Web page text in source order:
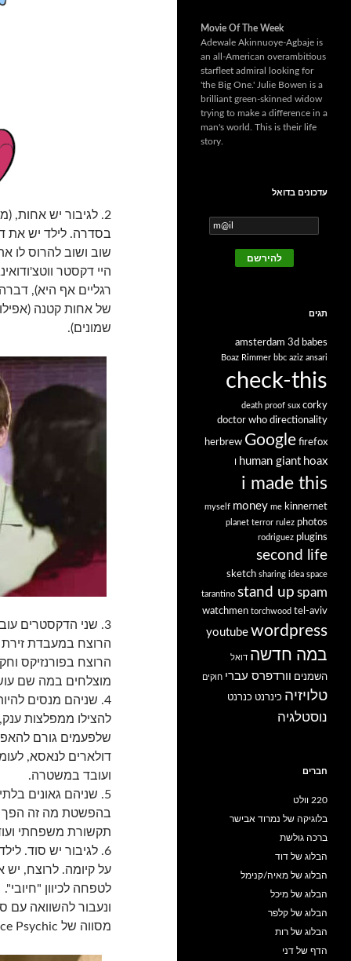
2. לגיבור יש אחות,
בסדרה. לילד יש את
שוב ושוב להרוס
היי דקסטר
רגליים אף היא),
של אחות קטנה
שמונים).
3. שני הדקסטרים
הרוצח במעבדת
הרוצח בפורנזיקס
מוצלחים במה שם
4. שניהם מנסים
להצילו ממפלצות
שלפעמים גורם
דולארים לנאסא,
ועובד במשטרה.
5. שניהם גאונים
בהפשטת מה זה הפך
תקשורת משפחתי
6. לגיבור יש סוד.
על קיומה. לרוצח, יש
לטפחה לכיוון "חיובי".
ונעבור להשוואה עם
מסווה של Police Psychic:
Movie Of The Week
Adewale Akinnuoye-Agbaje is
an all-American overambitious
starfleet admiral looking for
'the Big One.' Julie Bowen is a
brilliant green-skinned widow
trying to make a difference in a
man's world. This is their life
story.
עדכונים בדואל
תגים
3d babes
amsterdam
aziz ansari
bbc
Boaz Rimmer
check-this
corky
death proof sux
directionality
doctor who
firefox
Google
herbrew
hoax
human giant
i made this
kinnernet
me
money
myself
photos
planet terror rulez
plugins
rodriguez
second life
sharing idea space
sketch
spam
stand up
tarantino
tel-aviv
torchwood
watchmen
wordpress
youtube
במה חדשה דואל
השמנים וורדפרס עברי חוקים
טלויזיה כינרנט כנרנט
נוסטלגיה
חברים
220 וולט
בלוגיקה של נמרוד אבישר
ברכה גולשת
הבלוג של דוד
הבלוג של מאיה/קנימל
הבלוג של מיכל
הבלוג של קלפר
הבלוג של רות
הדף של דני